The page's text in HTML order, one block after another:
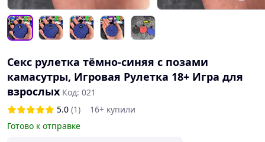
Секс рулетка тёмно-синяя с позами
камасутры, Игровая Рулетка 18+ Игра для
взрослых Код: 021
5.0 (1)
16+ купили
Готово к отправке